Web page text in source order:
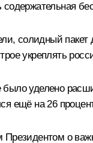
содержательная
солидный
укреплять
уделено
ещё на 26
Президентом о